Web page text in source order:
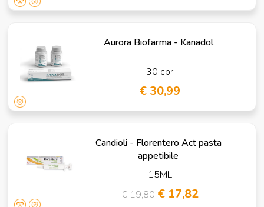
Aurora Biofarma - Kanadol
30 cpr
€ 30,99
Candioli - Florentero Act pasta
appetibile
15ML
€ 19,80 € 17,82